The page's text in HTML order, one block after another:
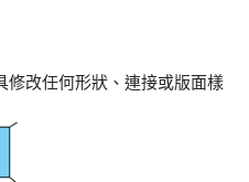
修改任何形狀、連接或版面樣